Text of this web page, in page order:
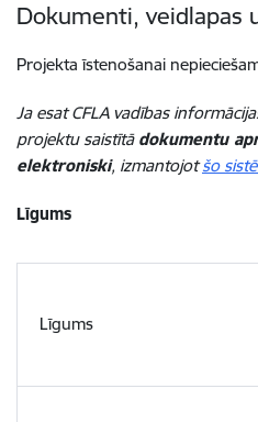
Dokumenti, veidlapas
Projekta īstenošanai
Ja esat CFLA vadības
projektu saistītā dokumentu
elektroniski, izmantojotšo
Līgums
Līgums